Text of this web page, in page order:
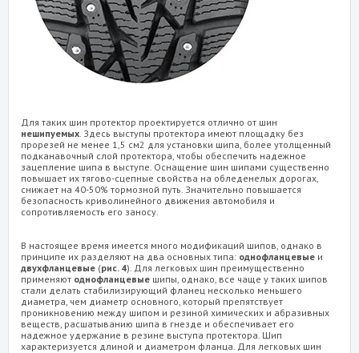
Для таких шин протектор проектируется отлично от шин
нешипуемых. Здесь выступы протектора имеют площадку без
прорезей не менее 1,5 см2 для установки шипа, более утолщенный
подканавочный слой протектора, чтобы обеспечить надежное
зацепление шипа в выступе. Оснащение шин шипами существенно
повышает их тягово-сцепные свойства на обледенелых дорогах,
снижает на 40-50% тормозной путь. Значительно повышается
безопасность криволинейного движения автомобиля и
сопротивляемость его заносу.
В настоящее время имеется много модификаций шипов, однако в
принципе их разделяют на два основных типа: однофланцевые и
двухфланцевые (рис. 4). Для легковых шин преимущественно
применяют однофланцевые шипы, однако, все чаще у таких шипов
стали делать стабилизирующий фланец несколько меньшего
диаметра, чем диаметр основного, который препятствует
проникновению между шипом и резиной химических и абразивных
веществ, расшатыванию шипа в гнезде и обеспечивает его
надежное удержание в резине выступа протектора. Шип
характеризуется длиной и диаметром фланца. Для легковых шин